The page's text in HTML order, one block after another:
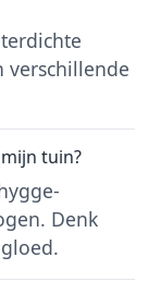
verschillende
tuin?
Denk